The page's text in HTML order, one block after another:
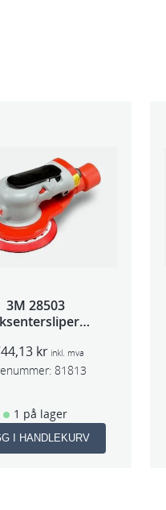
3M 28503
slag 75mm
kr inkl. mva
81813
1 på lager
I HANDLEKURV